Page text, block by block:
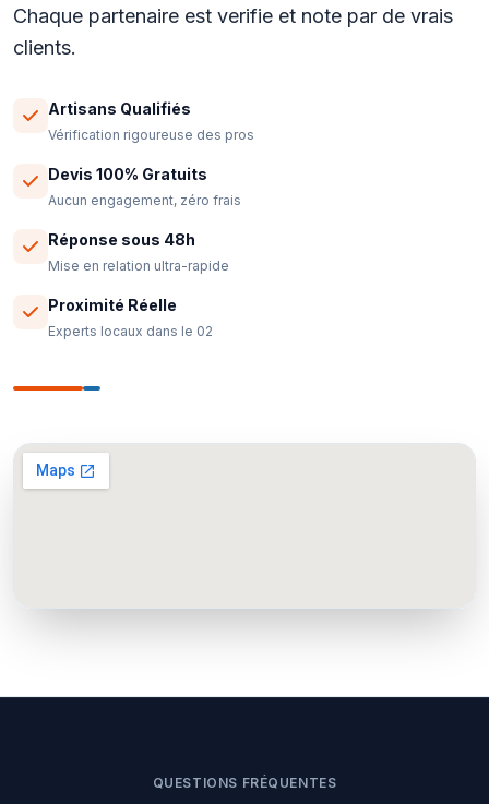
Chaque partenaire est verifie et note par de vrais
clients.
Artisans Qualifiés
Vérification rigoureuse des pros
Devis 100% Gratuits
Aucun engagement, zéro frais
Réponse sous 48h
Mise en relation ultra-rapide
Proximité Réelle
Experts locaux dans le 02
QUESTIONS FRÉQUENTES